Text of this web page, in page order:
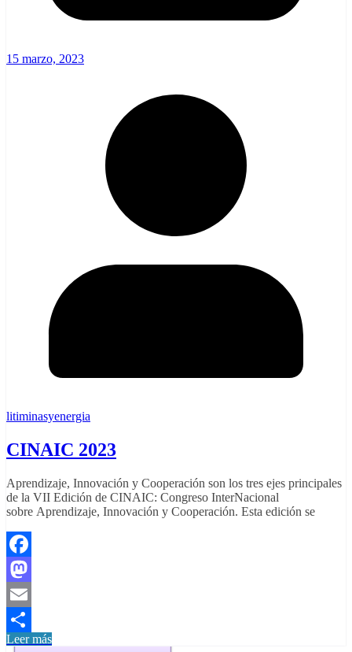
15 marzo, 2023
litiminasyenergia
CINAIC 2023
Aprendizaje, Innovación y Cooperación son los tres ejes principales
de la VII Edición de CINAIC: Congreso InterNacional
sobre Aprendizaje, Innovación y Cooperación. Esta edición se
Facebook
Mastodon
Email
Compartir
Leer más